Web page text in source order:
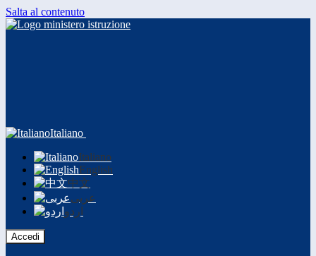
Salta al contenuto
Italiano
Italiano
English
中文
عربى
اردو
Accedi